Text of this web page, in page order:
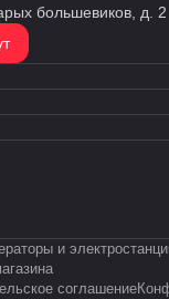
большевиков, д. 2
и
соглашение